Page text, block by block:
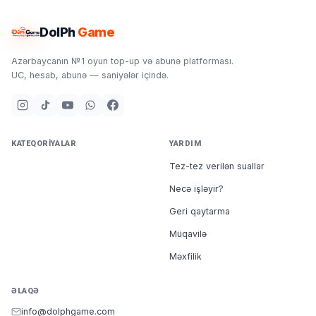
qüllələri və əsgər təlim düşərgələri mövcuddur.
Bonus Nədir?
məhsulun özünə uyğun bonusu var. Siz 100 bonus
balansınızda
olmalıdır.1 bonus = 0.01 AZN
7/24 Dəstək, tez və güvənilir çatdırılma seçimi və ən
məhsulları DolPh Game'da.
Tez ve güvənilir çatdırılma, ən ucuz Clash of Clans Gems
DolPhGame
Azərbaycanın №1 oyun top-up və abunə platforması.
UC, hesab, abunə — saniyələr içində.
KATEQORIYALAR YARDIM
Tez-tez verilən suallar
Necə işləyir?
Geri qaytarma
Müqavilə
Məxfilik
ƏLAQƏ
info@dolphgame.com